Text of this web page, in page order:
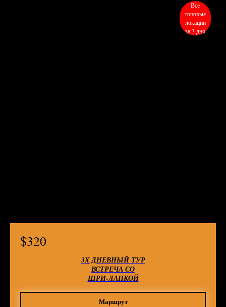
Все
топовые
локации
за 3 дня
$320
3Х ДНЕВНЫЙ ТУР
ВСТРЕЧА СО
ШРИ-ЛАНКОЙ
Маршрут